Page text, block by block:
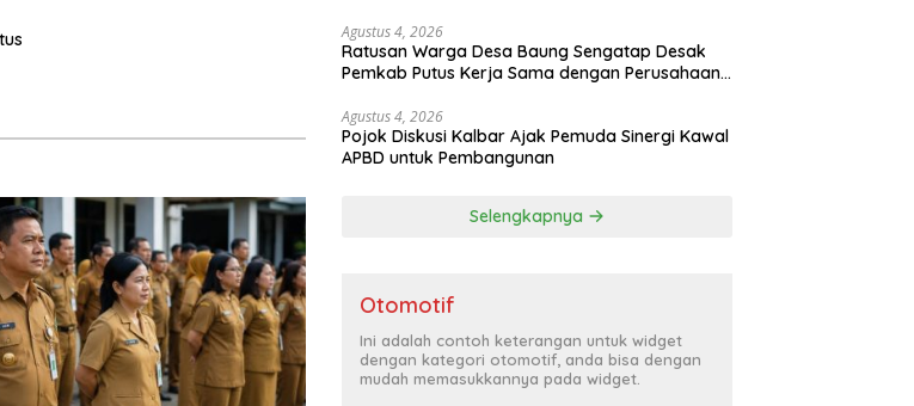
Agustus 4, 2026
Ratusan Warga Desa Baung Sengatap Desak
Pemkab Putus Kerja Sama dengan Perusahaan
Agustus 4, 2026
Pojok Diskusi Kalbar Ajak Pemuda Sinergi Kawal
APBD untuk Pembangunan
Selengkapnya
Otomotif
Ini adalah contoh keterangan untuk widget
dengan kategori otomotif, anda bisa dengan
mudah memasukkannya pada widget.